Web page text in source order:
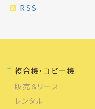
RSS
複合機・コピー機
販売＆リース
レンタル